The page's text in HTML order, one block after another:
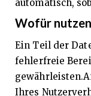
automatisch,
Wofür
Ein Teil der
fehlerfreie
Ihres